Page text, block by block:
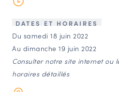
Agenda
Annuaire
DATES ET HORAIRES
Du samedi 18 juin 2022
Au dimanche 19 juin 2022
Consulter notre site internet ou
horaires détaillés